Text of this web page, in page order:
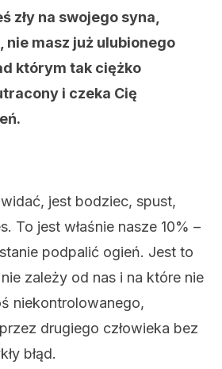
zły na swojego syna,
nie masz już ulubionego
którym tak ciężko
i czeka Cię
jest bodziec, spust,
To jest właśnie nasze 10% –
podpalić ogień. Jest to
zależy od nas i na które nie
niekontrolowanego,
drugiego człowieka bez
błąd.